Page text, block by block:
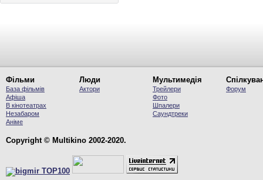
Фільми
База фільмів
Афіша
В кінотеатрах
Незабаром
Аніме
Люди
Актори
Мультимедія
Трейлери
Фото
Шпалери
Саундтреки
Форум
Copyright © Multikino 2002-2020.